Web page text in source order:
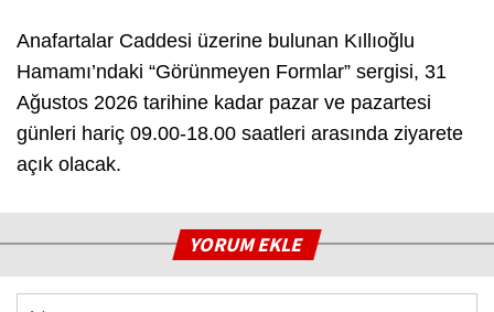
Anafartalar Caddesi üzerine bulunan Kıllıoğlu
Hamamı’ndaki “Görünmeyen Formlar” sergisi, 31
Ağustos 2026 tarihine kadar pazar ve pazartesi
günleri hariç 09.00-18.00 saatleri arasında ziyarete
açık olacak.
YORUM EKLE